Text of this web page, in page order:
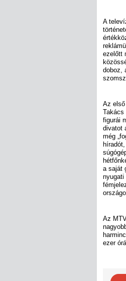
A
ezelőtt
doboz,
Az első
Takács
figurái
divatot
még
a saját
nyugati
Az
ezer